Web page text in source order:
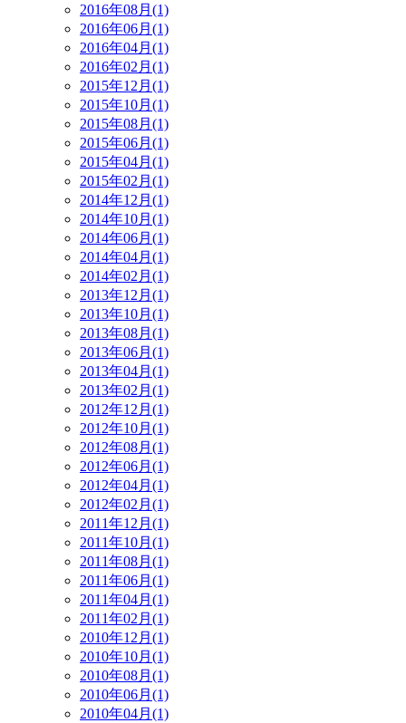
2016年08月(1)
2016年06月(1)
2016年04月(1)
2016年02月(1)
2015年12月(1)
2015年10月(1)
2015年08月(1)
2015年06月(1)
2015年04月(1)
2015年02月(1)
2014年12月(1)
2014年10月(1)
2014年06月(1)
2014年04月(1)
2014年02月(1)
2013年12月(1)
2013年10月(1)
2013年08月(1)
2013年06月(1)
2013年04月(1)
2013年02月(1)
2012年12月(1)
2012年10月(1)
2012年08月(1)
2012年06月(1)
2012年04月(1)
2012年02月(1)
2011年12月(1)
2011年10月(1)
2011年08月(1)
2011年06月(1)
2011年04月(1)
2011年02月(1)
2010年12月(1)
2010年10月(1)
2010年08月(1)
2010年06月(1)
2010年04月(1)